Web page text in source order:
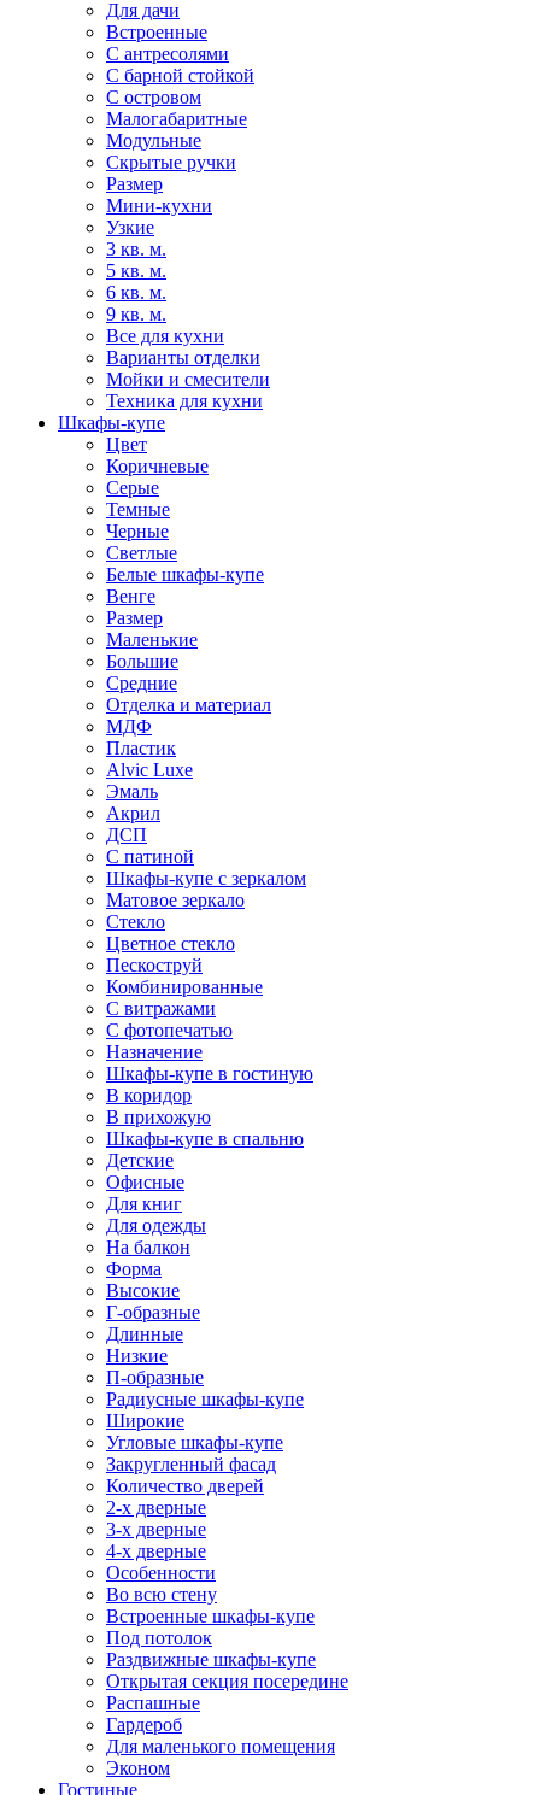
Для дачи
Встроенные
С антресолями
С барной стойкой
С островом
Малогабаритные
Модульные
Скрытые ручки
Размер
Мини-кухни
Узкие
3 кв. м.
5 кв. м.
6 кв. м.
9 кв. м.
Все для кухни
Варианты отделки
Мойки и смесители
Техника для кухни
Шкафы-купе
Цвет
Коричневые
Серые
Темные
Черные
Светлые
Белые шкафы-купе
Венге
Размер
Маленькие
Большие
Средние
Отделка и материал
МДФ
Пластик
Alvic Luxe
Эмаль
Акрил
ДСП
С патиной
Шкафы-купе с зеркалом
Матовое зеркало
Стекло
Цветное стекло
Пескоструй
Комбинированные
С витражами
С фотопечатью
Назначение
Шкафы-купе в гостиную
В коридор
В прихожую
Шкафы-купе в спальню
Детские
Офисные
Для книг
Для одежды
На балкон
Форма
Высокие
Г-образные
Длинные
Низкие
П-образные
Радиусные шкафы-купе
Широкие
Угловые шкафы-купе
Закругленный фасад
Количество дверей
2-х дверные
3-х дверные
4-х дверные
Особенности
Во всю стену
Встроенные шкафы-купе
Под потолок
Раздвижные шкафы-купе
Открытая секция посередине
Распашные
Гардероб
Для маленького помещения
Эконом
Гостиные